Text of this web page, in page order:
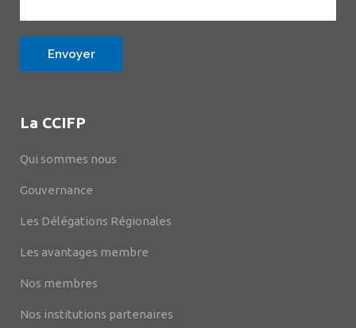
La CCIFP
Qui sommes nous
Gouvernance
Les Délégations Régionales
Les avantages membre
Nos membres
Nos institutions partenaires